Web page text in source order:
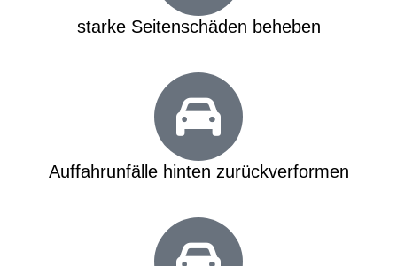
starke Seitenschäden beheben
Auffahrunfälle hinten zurückverformen